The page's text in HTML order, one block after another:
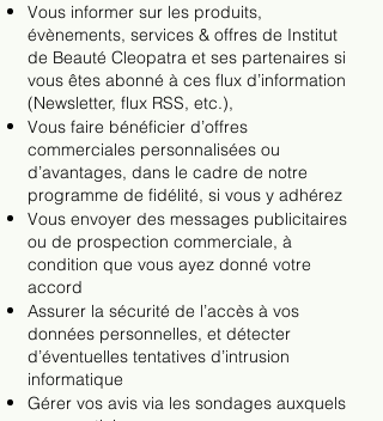
Vous informer sur les produits,
évènements, services & offres de Institut
de Beauté Cleopatra et ses partenaires si
vous êtes abonné à ces flux d’information
(Newsletter, flux RSS, etc.),
Vous faire bénéficier d’offres
commerciales personnalisées ou
d’avantages, dans le cadre de notre
programme de fidélité, si vous y adhérez
Vous envoyer des messages publicitaires
ou de prospection commerciale, à
condition que vous ayez donné votre
accord
Assurer la sécurité de l’accès à vos
données personnelles, et détecter
d’éventuelles tentatives d’intrusion
informatique
Gérer vos avis via les sondages auxquels